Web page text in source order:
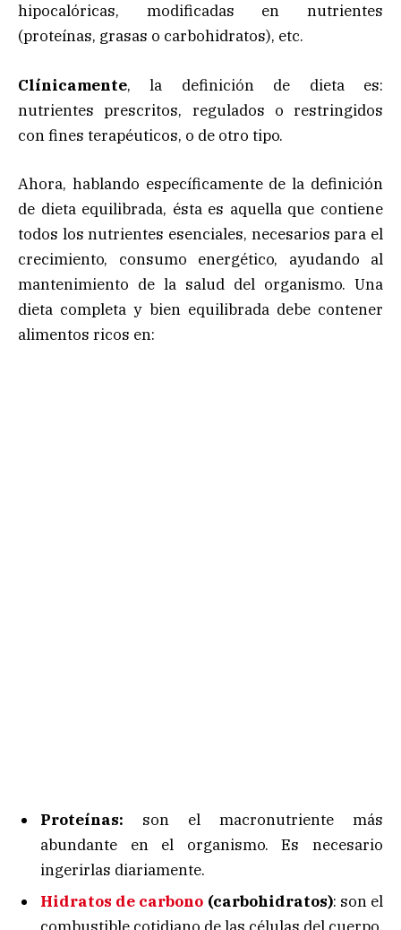
hipocalóricas, modificadas en nutrientes
(proteínas, grasas o carbohidratos), etc.
Clínicamente, la definición de dieta es:
nutrientes prescritos, regulados o restringidos
con fines terapéuticos, o de otro tipo.
Ahora, hablando específicamente de la definición
de dieta equilibrada, ésta es aquella que contiene
todos los nutrientes esenciales, necesarios para el
crecimiento, consumo energético, ayudando al
mantenimiento de la salud del organismo. Una
dieta completa y bien equilibrada debe contener
alimentos ricos en:
Proteínas: son el macronutriente más
abundante en el organismo. Es necesario
ingerirlas diariamente.
Hidratos de carbono (carbohidratos): son el